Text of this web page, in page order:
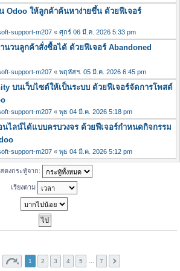
Odoo ให้ลูกค้าค้นหาง่ายขึ้น ด้วยฟีเจอร์
support-m207 « ศุกร์ 06 มี.ค. 2026 5:33 pm
นวนลูกค้าสั่งซื้อได้ ด้วยฟีเจอร์ Abandoned
support-m207 « พฤหัสฯ. 05 มี.ค. 2026 6:45 pm
บนเว็บไซต์ให้เป็นระบบ ด้วยฟีเจอร์จัดการโพสต์
support-m207 « พุธ 04 มี.ค. 2026 5:18 pm
ไลน์ได้แบบครบวงจร ด้วยฟีเจอร์กำหนดกิจกรรม
support-m207 « พุธ 04 มี.ค. 2026 5:12 pm
ดงกระทู้จาก:
เรียงตาม
1 2 3 4 5 7